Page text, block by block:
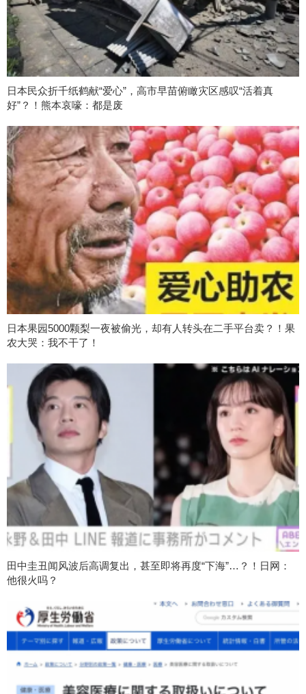
日本民众折千纸鹤献“爱心”，高市早苗俯瞰灾区感叹“活着真
好”？！熊本哀嚎：都是废
日本果园5000颗梨一夜被偷光，却有人转头在二手平台卖？！果
农大哭：我不干了！
田中圭丑闻风波后高调复出，甚至即将再度“下海”…？！日网：
他很火吗？